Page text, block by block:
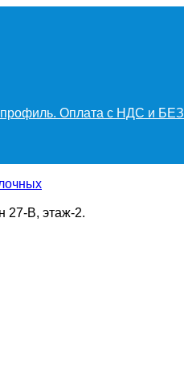
профиль. Оплата с НДС и
27-В, этаж-2.